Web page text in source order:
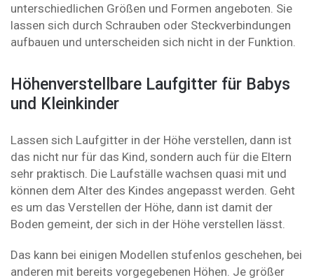
unterschiedlichen Größen und Formen angeboten. Sie
lassen sich durch Schrauben oder Steckverbindungen
aufbauen und unterscheiden sich nicht in der Funktion.
Höhenverstellbare Laufgitter für Babys
und Kleinkinder
Lassen sich Laufgitter in der Höhe verstellen, dann ist
das nicht nur für das Kind, sondern auch für die Eltern
sehr praktisch. Die Laufställe wachsen quasi mit und
können dem Alter des Kindes angepasst werden. Geht
es um das Verstellen der Höhe, dann ist damit der
Boden gemeint, der sich in der Höhe verstellen lässt.
Das kann bei einigen Modellen stufenlos geschehen, bei
anderen mit bereits vorgegebenen Höhen. Je größer